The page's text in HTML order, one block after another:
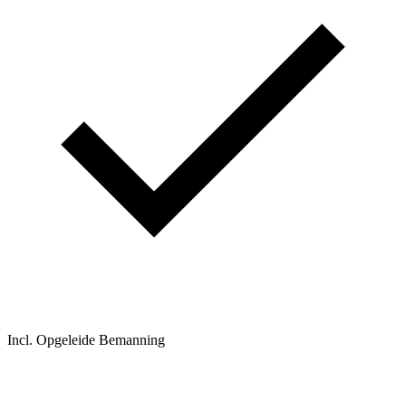
Incl. Opgeleide Bemanning